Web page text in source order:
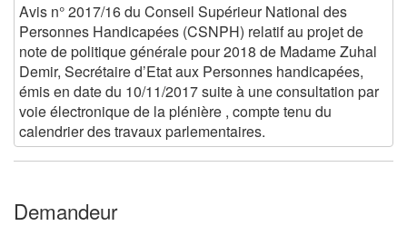
Avis n° 2017/16 du Conseil Supérieur National des
Personnes Handicapées (CSNPH) relatif au projet de
note de politique générale pour 2018 de Madame Zuhal
Demir, Secrétaire d’Etat aux Personnes handicapées,
émis en date du 10/11/2017 suite à une consultation par
voie électronique de la plénière , compte tenu du
calendrier des travaux parlementaires.
Demandeur